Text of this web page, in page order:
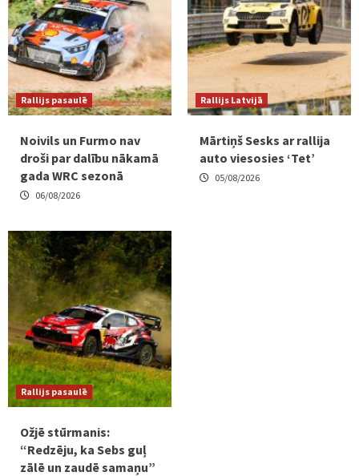
Rallijs pasaulē
Noivils un Furmo nav
droši par dalību nākamā
gada WRC sezonā
06/08/2026
Rallijs Latvijā
Mārtiņš Sesks ar rallija
auto viesosies ‘Tet’
05/08/2026
Rallijs pasaulē
Ožjē stūrmanis:
“Redzēju, ka Sebs guļ
zālē un zaudē samaņu”